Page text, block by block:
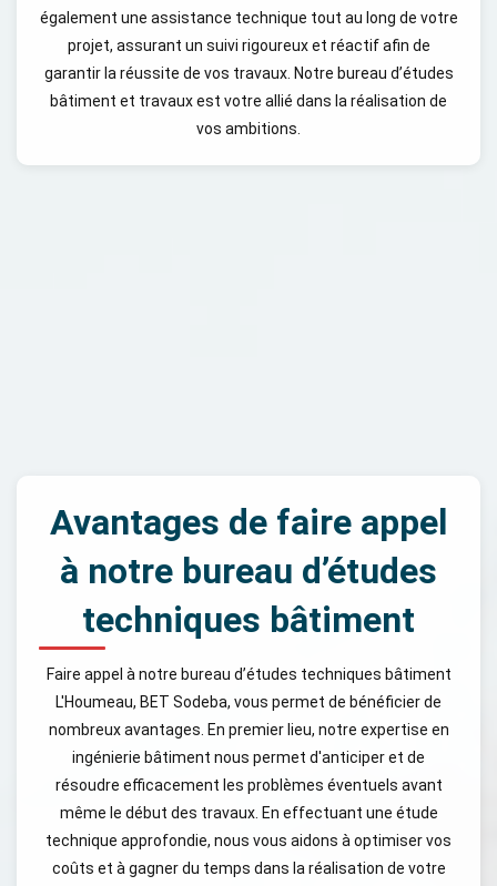
également une assistance technique tout au long de votre
projet, assurant un suivi rigoureux et réactif afin de
garantir la réussite de vos travaux. Notre bureau d’études
bâtiment et travaux est votre allié dans la réalisation de
vos ambitions.
Avantages de faire appel
à notre bureau d’études
techniques bâtiment
Faire appel à notre bureau d’études techniques bâtiment
L'Houmeau, BET Sodeba, vous permet de bénéficier de
nombreux avantages. En premier lieu, notre expertise en
ingénierie bâtiment nous permet d'anticiper et de
résoudre efficacement les problèmes éventuels avant
même le début des travaux. En effectuant une étude
technique approfondie, nous vous aidons à optimiser vos
coûts et à gagner du temps dans la réalisation de votre